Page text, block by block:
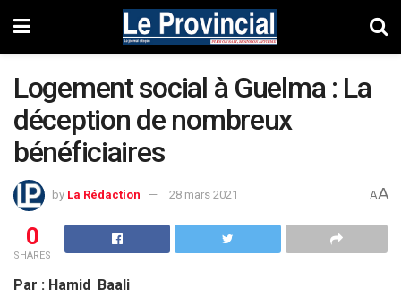
Logement social à Guelma : La
déception de nombreux
bénéficiaires
by La Rédaction 28 mars 2021 AA
0
SHARES
Par : Hamid Baali